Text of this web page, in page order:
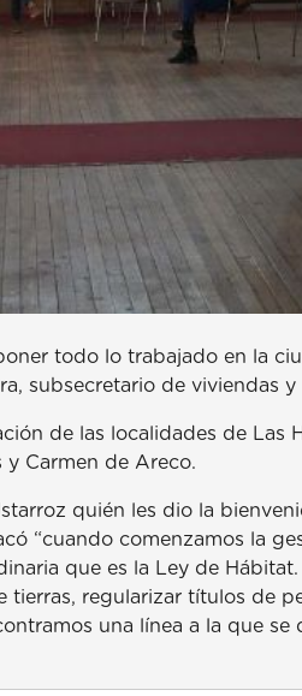
todo lo trabajado en la
subsecretario de viviendas
de las localidades de Las
y Carmen de Areco.
quién les dio la
“cuando comenzamos la
que es la Ley de
tierras, regularizar títulos de
una línea a la que